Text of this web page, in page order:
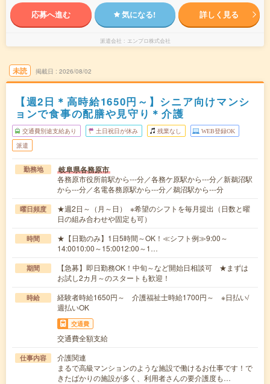
応募へ進む 気になる! 詳しく見る
派遣会社 エンプロ株式会社
未読 掲載日 2026/08/02
【週2日＊高時給1650円～】シニア向けマンシ
ョンで食事の配膳や見守り＊介護
交通費別途支給あり 土日祝日が休み 残業なし WEB登録OK
派遣
勤務地 岐阜県各務原市
各務原市役所前駅から---分／各務ケ原駅から---分／新鵜沼駅
から---分／名電各務原駅から---分／鵜沼駅から---分
曜日頻度
★週2日～（月～日） ※希望のシフトを毎月提出（日数と曜
日の組み合わせや固定も可）
時間
★【日勤のみ】1日5時間～OK！≪シフト例≫9:00～
14:0010:00～15:0012:00～1…
期間
【急募】即日勤務OK！中旬～など開始日相談可 ★まずは
お試し2カ月～のスタートも歓迎！
時給
経験者時給1650円～ 介護福祉士時給1700円～ ※日払い/
週払いOK
交通費
交通費全額支給
仕事内容
介護関連
まるで高級マンションのような施設で働けるお仕事です！で
きたばかりの施設が多く、利用者さんの要介護度も…